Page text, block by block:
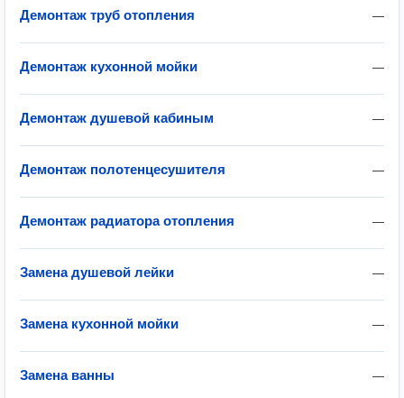
—
Демонтаж труб отопления
—
Демонтаж кухонной мойки
—
Демонтаж душевой кабиным
—
Демонтаж полотенцесушителя
—
Демонтаж радиатора отопления
—
Замена душевой лейки
—
Замена кухонной мойки
—
Замена ванны